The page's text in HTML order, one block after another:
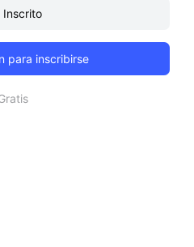
Inscrito
para inscribirse